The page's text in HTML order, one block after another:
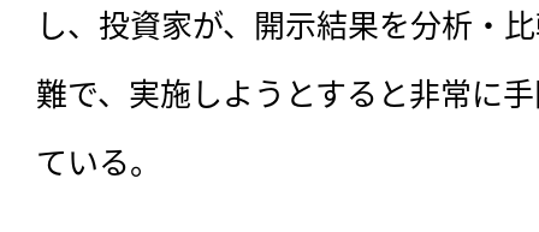
し、投資家が、開示結果を分析・
難で、実施しようとすると非常に
ている。